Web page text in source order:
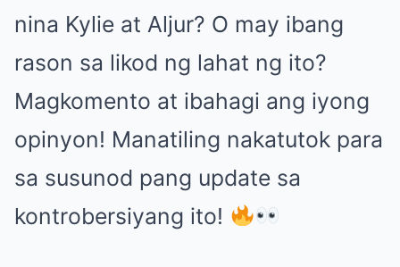
nina Kylie at Aljur? O may ibang
rason sa likod ng lahat ng ito?
Magkomento at ibahagi ang iyong
opinyon! Manatiling nakatutok para
sa susunod pang update sa
kontrobersiyang ito!